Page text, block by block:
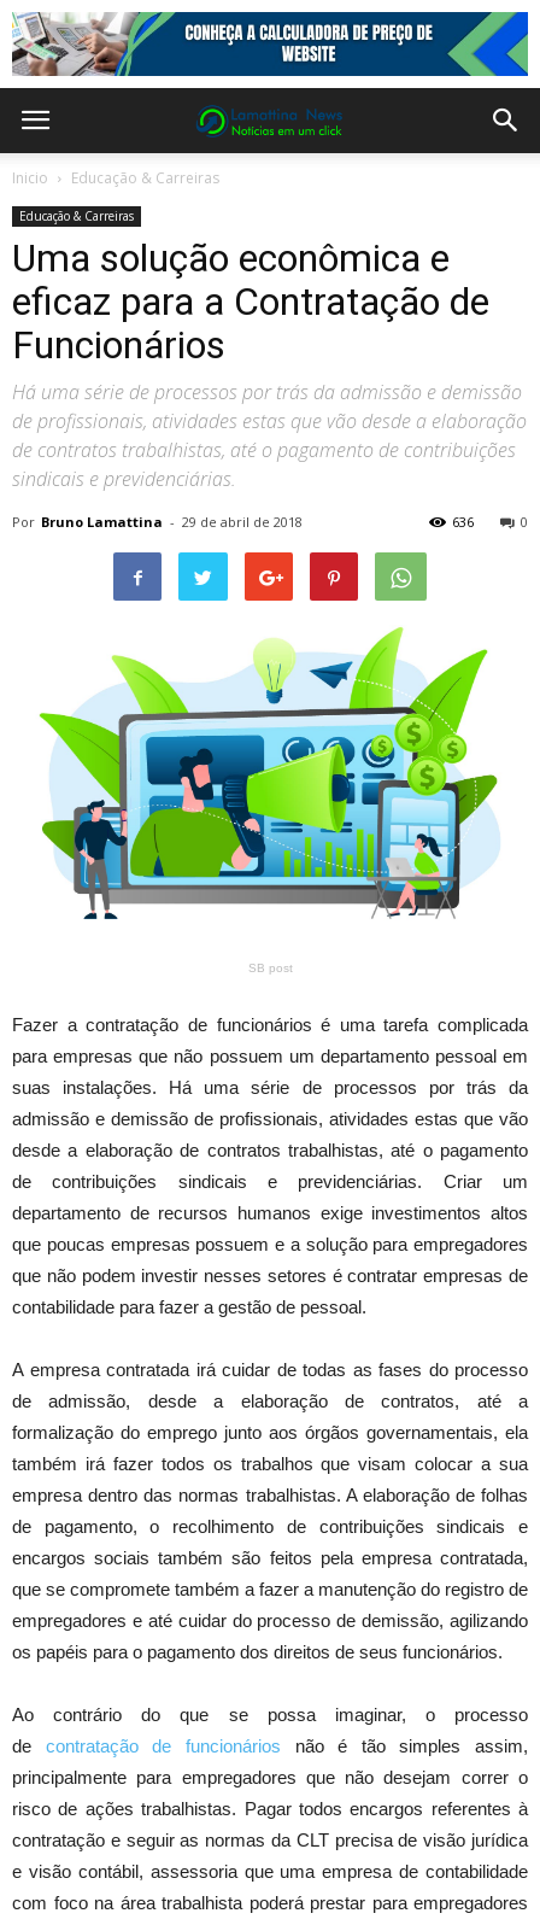
Inicio Educação & Carreiras
Educação & Carreiras
Uma solução econômica e
eficaz para a Contratação de
Funcionários
Há uma série de processos por trás da admissão e demissão
de profissionais, atividades estas que vão desde a elaboração
de contratos trabalhistas, até o pagamento de contribuições
sindicais e previdenciárias.
Por Bruno Lamattina - 29 de abril de 2018 0
636
SB post
Fazer a contratação de funcionários é uma tarefa complicada
para empresas que não possuem um departamento pessoal em
suas instalações. Há uma série de processos por trás da
admissão e demissão de profissionais, atividades estas que vão
desde a elaboração de contratos trabalhistas, até o pagamento
de contribuições sindicais e previdenciárias. Criar um
departamento de recursos humanos exige investimentos altos
que poucas empresas possuem e a solução para empregadores
que não podem investir nesses setores é contratar empresas de
contabilidade para fazer a gestão de pessoal.
A empresa contratada irá cuidar de todas as fases do processo
de admissão, desde a elaboração de contratos, até a
formalização do emprego junto aos órgãos governamentais, ela
também irá fazer todos os trabalhos que visam colocar a sua
empresa dentro das normas trabalhistas. A elaboração de folhas
de pagamento, o recolhimento de contribuições sindicais e
encargos sociais também são feitos pela empresa contratada,
que se compromete também a fazer a manutenção do registro de
empregadores e até cuidar do processo de demissão, agilizando
os papéis para o pagamento dos direitos de seus funcionários.
Ao contrário do que se possa imaginar, o processo
de contratação de funcionários não é tão simples assim,
principalmente para empregadores que não desejam correr o
risco de ações trabalhistas. Pagar todos encargos referentes à
contratação e seguir as normas da CLT precisa de visão jurídica
e visão contábil, assessoria que uma empresa de contabilidade
com foco na área trabalhista poderá prestar para empregadores